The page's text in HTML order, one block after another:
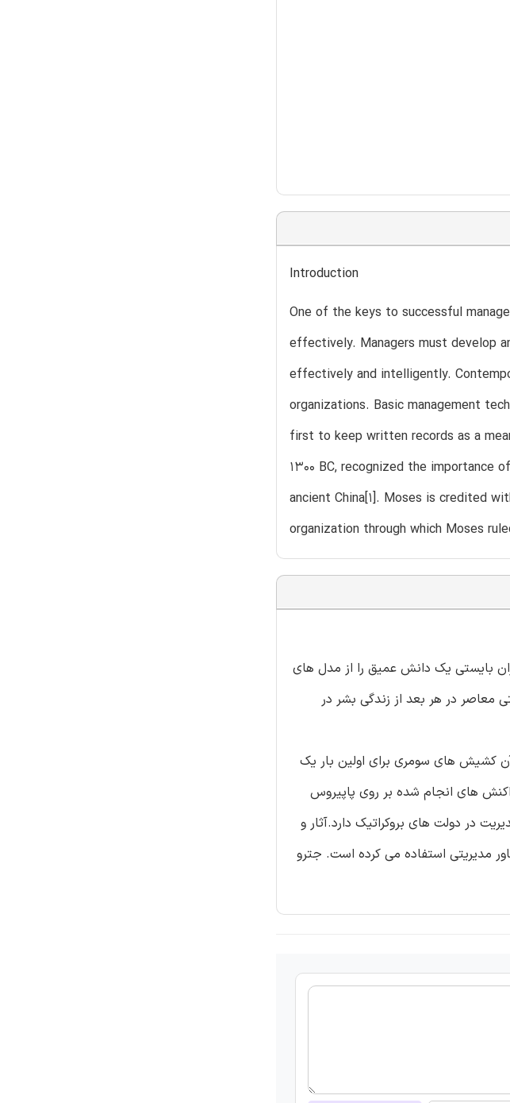
Introduction
One of the keys to successful
effectively. Managers must develop
effectively and intelligently.
organizations. Basic management
first to keep written records as a
1300 BC, recognized the importance
ancient China[1]. Moses is credited
organization through which Moses
بایستی یک دانش عمیق را از مدل های
معاصر در هر بعد از زندگی بشر در
قبل از میلاد بر می گردد که در آن کشیش های سومری برای اولین بار یک
های انجام شده بر روی پاپیروس
دهی و مدیریت در دولت های بروکراتیک دارد.آثار و
عنوان مشاور مدیریتی استفاده می کرده است. جترو